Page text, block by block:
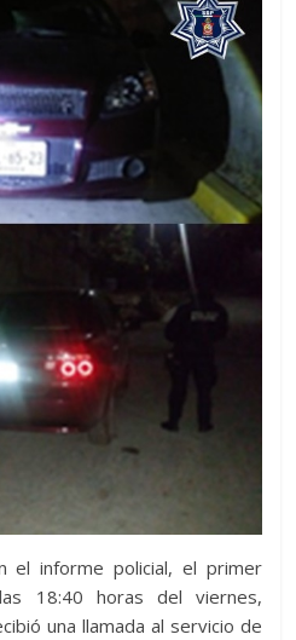
el informe policial, el primer
18:40 horas del viernes,
una llamada al servicio de